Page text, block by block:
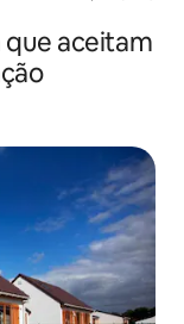
que aceitam